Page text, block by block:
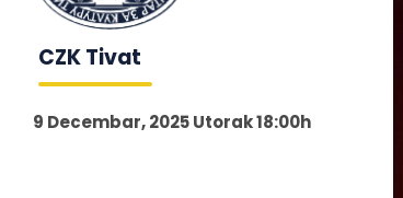
CZK Tivat
9 Decembar, 2025 Utorak 18:00h